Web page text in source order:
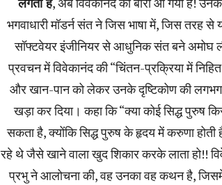
भगवाधारी मॉडर्न संत ने जिस भाषा में, जिस तरह से
सॉफ्टवेयर इंजीनियर से आधुनिक संत बने अमोघ
प्रवचन में विवेकानंद की “चिंतन-प्रक्रिया में
और खान-पान को लेकर उनके दृष्टिकोण की लगभग
खड़ा कर दिया। कहा कि “क्या कोई सिद्ध पुरुष
सकता है, क्योंकि सिद्ध पुरुष के हृदय में करुणा
रहे थे जैसे खाने वाला खुद शिकार करके लाता हो!!
प्रभु ने आलोचना की, वह उनका वह कथन है,